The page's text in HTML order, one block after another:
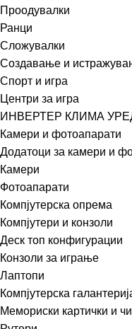
Проодувалки
Ранци
Сложувалки
Создавање и
Спорт и игра
Центри за игра
ИНВЕРТЕР КЛИМА
Камери и фотоапарати
Додатоци за камери и
Камери
Фотоапарати
Компјутерска опрема
Компјутери и конзоли
Деск топ конфигурации
Конзоли за играње
Лаптопи
Компјутерска
Мемориски картички и